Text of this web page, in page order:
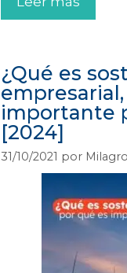
¿Qué es
importante
[2024]
31/10/2021 por